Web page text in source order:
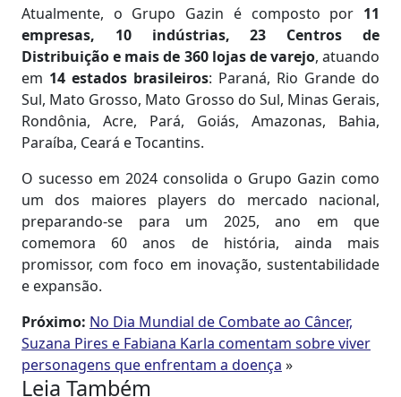
Atualmente, o Grupo Gazin é composto por 11
empresas, 10 indústrias, 23 Centros de
Distribuição e mais de 360 lojas de varejo, atuando
em 14 estados brasileiros: Paraná, Rio Grande do
Sul, Mato Grosso, Mato Grosso do Sul, Minas Gerais,
Rondônia, Acre, Pará, Goiás, Amazonas, Bahia,
Paraíba, Ceará e Tocantins.
O sucesso em 2024 consolida o Grupo Gazin como
um dos maiores players do mercado nacional,
preparando-se para um 2025, ano em que
comemora 60 anos de história, ainda mais
promissor, com foco em inovação, sustentabilidade
e expansão.
Próximo: No Dia Mundial de Combate ao Câncer,
Suzana Pires e Fabiana Karla comentam sobre viver
personagens que enfrentam a doença »
Leia Também